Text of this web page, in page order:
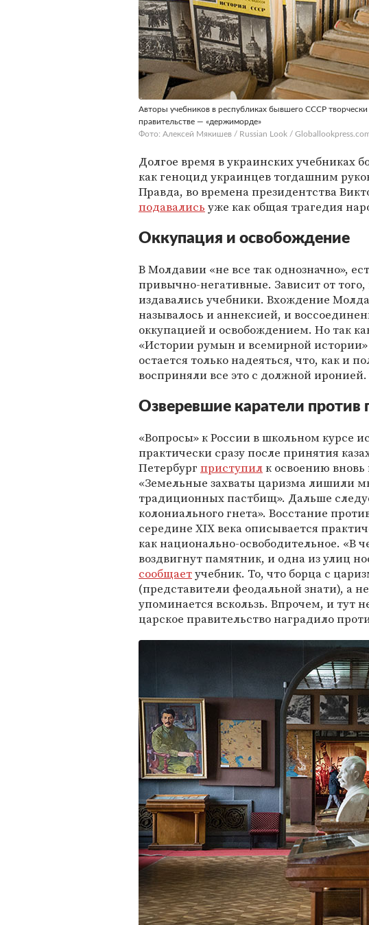
Авторы учебников в республиках бывшего СССР
правительстве — «держиморде»
Фото: Алексей Мякишев / Russian Look /
Долгое время в украинских учебниках
как геноцид украинцев тогдашним
Правда, во времена президентства
подавались уже как общая трагедия
Оккупация и освобождение
В Молдавии «не все так однозначно»,
привычно-негативные. Зависит от
издавались учебники. Вхождение
называлось и аннексией, и
оккупацией и освобождением. Но так
«Истории румын и всемирной истории»
остается только надеяться, что, как и
восприняли все это с должной иронией.
Озверевшие каратели против
«Вопросы» к России в школьном курсе
практически сразу после принятия
Петербург приступилк освоению
«Земельные захваты царизма лишили
традиционных пастбищ». Дальше
колониального гнета». Восстание
середине XIX века описывается
как национально-освободительное. «В
воздвигнут памятник, и одна из улиц
сообщаетучебник. То, что борца с
(представители феодальной знати), а
упоминается вскользь. Впрочем, и тут
царское правительство наградило